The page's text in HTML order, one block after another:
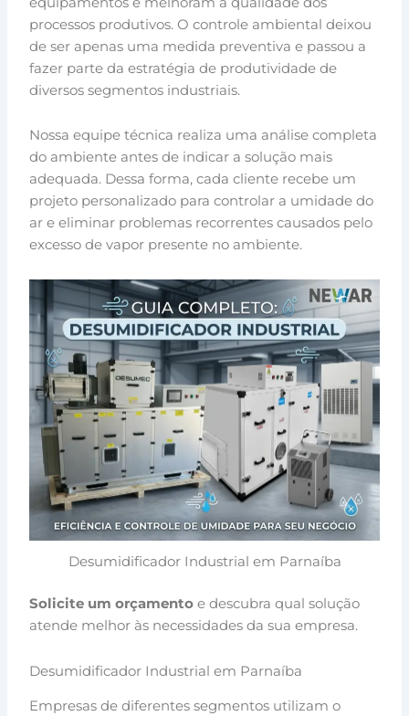
processos produtivos. O controle ambiental deixou
de ser apenas uma medida preventiva e passou a
fazer parte da estratégia de produtividade de
diversos segmentos industriais.
Nossa equipe técnica realiza uma análise completa
do ambiente antes de indicar a solução mais
adequada. Dessa forma, cada cliente recebe um
projeto personalizado para controlar a umidade do
ar e eliminar problemas recorrentes causados pelo
excesso de vapor presente no ambiente.
Desumidificador Industrial em Parnaíba
Solicite um orçamento e descubra qual solução
atende melhor às necessidades da sua empresa.
Desumidificador Industrial em Parnaíba
Empresas de diferentes segmentos utilizam o